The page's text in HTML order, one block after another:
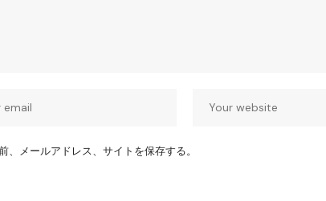
メールアドレス、サイトを保存する。